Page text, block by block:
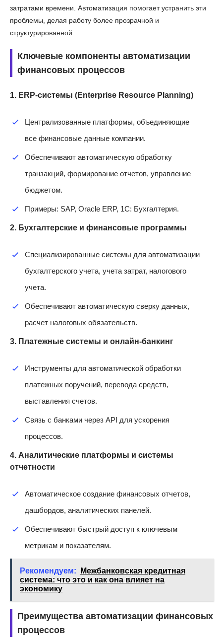
затратами времени. Автоматизация помогает устранить эти
проблемы, делая работу более прозрачной и
структурированной.
Ключевые компоненты автоматизации
финансовых процессов
1. ERP-системы (Enterprise Resource Planning)
Централизованные платформы, объединяющие
все финансовые данные компании.
Обеспечивают автоматическую обработку
транзакций, формирование отчетов, управление
бюджетом.
Примеры: SAP, Oracle ERP, 1С: Бухгалтерия.
2. Бухгалтерские и финансовые программы
Специализированные системы для автоматизации
бухгалтерского учета, учета затрат, налогового
учета.
Обеспечивают автоматическую сверку данных,
расчет налоговых обязательств.
3. Платежные системы и онлайн-банкинг
Инструменты для автоматической обработки
платежных поручений, перевода средств,
выставления счетов.
Связь с банками через API для ускорения
процессов.
4. Аналитические платформы и системы
отчетности
Автоматическое создание финансовых отчетов,
дашбордов, аналитических панелей.
Обеспечивают быстрый доступ к ключевым
метрикам и показателям.
Рекомендуем:
Межбанковская кредитная
система: что это и как она влияет на
экономику
Преимущества автоматизации финансовых
процессов